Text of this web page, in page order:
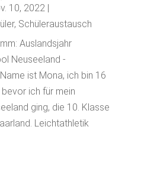
10, 2022 |
, Schüleraustausch
Auslandsjahr
Neuseeland -
ist Mona, ich bin 16
ich für mein
ging, die 10. Klasse
Leichtathletik